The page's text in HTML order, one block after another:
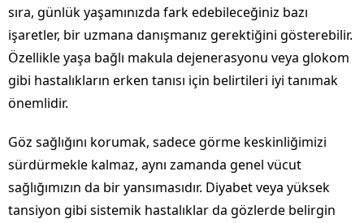
sıra, günlük yaşamınızda fark edebileceğiniz bazı
işaretler, bir uzmana danışmanız gerektiğini gösterebilir.
Özellikle yaşa bağlı makula dejenerasyonu veya glokom
gibi hastalıkların erken tanısı için belirtileri iyi tanımak
önemlidir.
Göz sağlığını korumak, sadece görme keskinliğimizi
sürdürmekle kalmaz, aynı zamanda genel vücut
sağlığımızın da bir yansımasıdır. Diyabet veya yüksek
tansiyon gibi sistemik hastalıklar da gözlerde belirgin